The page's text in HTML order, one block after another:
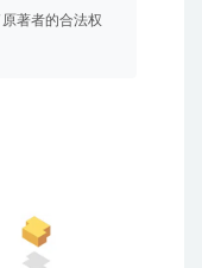
著者的合法权